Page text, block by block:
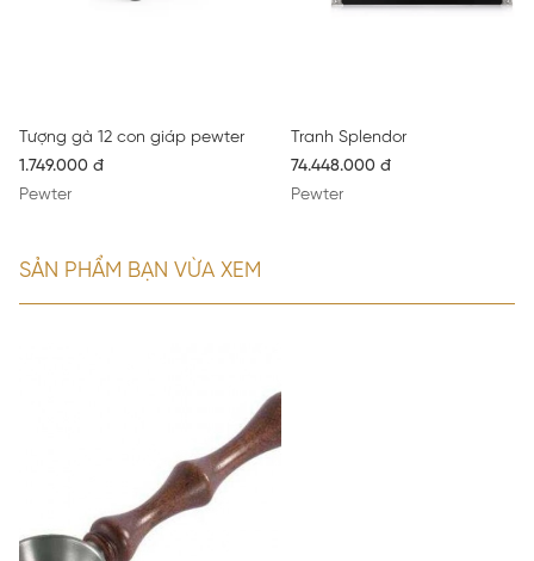
Tượng gà 12 con giáp pewter
1.749.000 đ
Pewter
Tranh Splendor
74.448.000 đ
Pewter
SẢN PHẨM BẠN VỪA XEM